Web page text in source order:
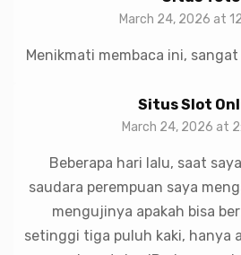
March 24, 2026 at
Menikmati membaca ini,
Situs Slot
March 24, 2026 at
Beberapa hari lalu, saat
saudara perempuan saya
mengujinya apakah bisa
setinggi tiga puluh kaki, hanya